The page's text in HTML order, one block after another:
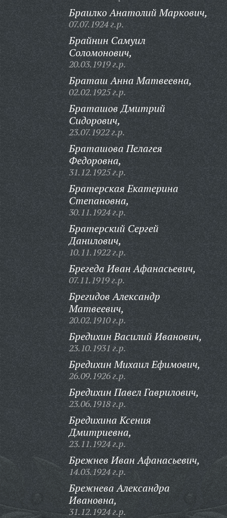
Браилко Анатолий Маркович,
07.07.1924 г.р.
Брайнин Самуил
Соломонович,
20.03.1919 г.р.
Браташ Анна Матвеевна,
02.02.1925 г.р.
Браташов Дмитрий
Сидорович,
23.07.1922 г.р.
Браташова Пелагея
Федоровна,
31.12.1925 г.р.
Братерская Екатерина
Степановна,
30.11.1924 г.р.
Братерский Сергей
Данилович,
10.11.1922 г.р.
Брегеда Иван Афанасьевич,
07.11.1919 г.р.
Брегидов Александр
Матвеевич,
20.02.1910 г.р.
Бредихин Василий Иванович,
23.10.1931 г.р.
Бредихин Михаил Ефимович,
26.09.1926 г.р.
Бредихин Павел Гаврилович,
23.06.1918 г.р.
Бредихина Ксения
Дмитриевна,
23.11.1924 г.р.
Брежнев Иван Афанасьевич,
14.03.1924 г.р.
Брежнева Александра
Ивановна,
31.12.1924 г.р.